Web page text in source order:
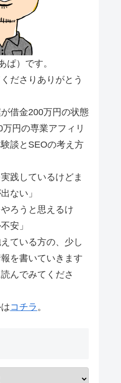
ぱ）です。
ださりありがとう
借金200万円の状態
円の専業アフィリ
談とSEOの考え方
践しているけどま
ない」
ろうと思えるけ
安」
ている方の、少し
を書いていきます
んでみてくださ
コチラ 。